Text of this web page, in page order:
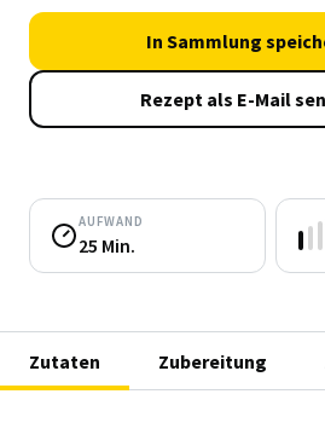
In Sammlung
Rezept als E-Mail
AUFWAND
25 Min.
Zutaten Zubereitung